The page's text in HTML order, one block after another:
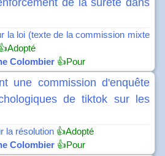
de la sûreté dans
la loi (texte de la commission mixte
Colombier 👍Pour
une commission d'enquête
de tiktok sur les
la résolution 👍Adopté
Colombier 👍Pour